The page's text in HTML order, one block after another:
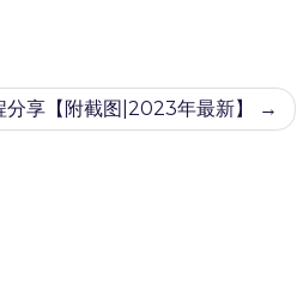
享【附截图|2023年最新】